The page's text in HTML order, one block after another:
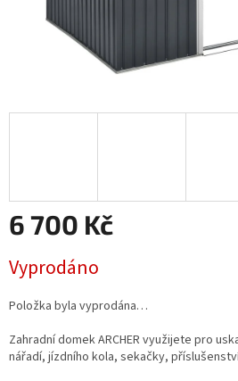
6 700 Kč
cena:
Vyprodáno
Položka byla vyprodána…
Zahradní domek ARCHER využijete pro
nářadí, jízdního kola, sekačky,